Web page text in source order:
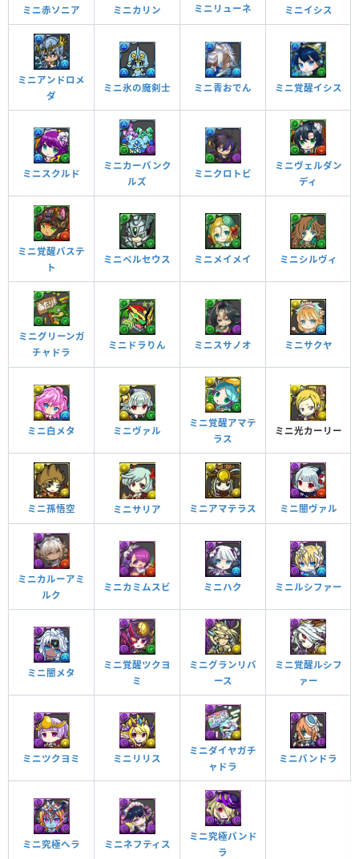
ミニ赤ソニア ミニカリン ミニリューネ ミニイシス
ミニアンドロメ
ダ
ミニ氷の魔剣士 ミニ青おでん ミニ覚醒イシス
ミニスクルド
ミニカーバンク
ルズ
ミニクロトビ
ミニヴェルダン
ディ
ミニ覚醒バステ
ト
ミニペルセウス ミニメイメイ ミニシルヴィ
ミニグリーンガ
チャドラ
ミニドラりん ミニスサノオ ミニサクヤ
ミニ白メタ ミニヴァル
ミニ覚醒アマテ
ラス
ミニ光カーリー
ミニ孫悟空 ミニサリア ミニアマテラス ミニ闇ヴァル
ミニカルーアミ
ルク
ミニカミムスビ ミニハク ミニルシファー
ミニ闇メタ
ミニ覚醒ツクヨ
ミ
ミニグランリバ
ース
ミニ覚醒ルシフ
ァー
ミニツクヨミ ミニリリス
ミニダイヤガチ
ャドラ
ミニパンドラ
ミニ究極ヘラ ミニネフティス
ミニ究極パンド
ラ